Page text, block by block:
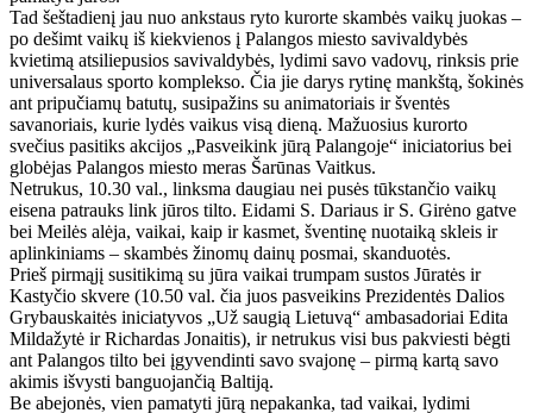
Tad šeštadienį jau nuo ankstaus ryto kurorte skambės vaikų juokas –
po dešimt vaikų iš kiekvienos į Palangos miesto savivaldybės
kvietimą atsiliepusios savivaldybės, lydimi savo vadovų, rinksis prie
universalaus sporto komplekso. Čia jie darys rytinę mankštą, šokinės
ant pripučiamų batutų, susipažins su animatoriais ir šventės
savanoriais, kurie lydės vaikus visą dieną. Mažuosius kurorto
svečius pasitiks akcijos „Pasveikink jūrą Palangoje“ iniciatorius bei
globėjas Palangos miesto meras Šarūnas Vaitkus.
Netrukus, 10.30 val., linksma daugiau nei pusės tūkstančio vaikų
eisena patrauks link jūros tilto. Eidami S. Dariaus ir S. Girėno gatve
bei Meilės alėja, vaikai, kaip ir kasmet, šventinę nuotaiką skleis ir
aplinkiniams – skambės žinomų dainų posmai, skanduotės.
Prieš pirmąjį susitikimą su jūra vaikai trumpam sustos Jūratės ir
Kastyčio skvere (10.50 val. čia juos pasveikins Prezidentės Dalios
Grybauskaitės iniciatyvos „Už saugią Lietuvą“ ambasadoriai Edita
Mildažytė ir Richardas Jonaitis), ir netrukus visi bus pakviesti bėgti
ant Palangos tilto bei įgyvendinti savo svajonę – pirmą kartą savo
akimis išvysti banguojančią Baltiją.
Be abejonės, vien pamatyti jūrą nepakanka, tad vaikai, lydimi